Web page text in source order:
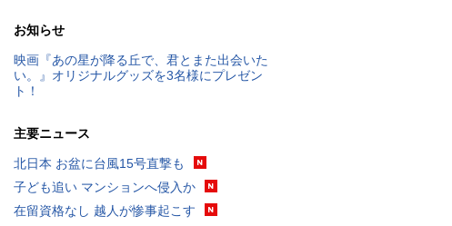
お知らせ
映画『あの星が降る丘で、君とまた出会いた
い。』オリジナルグッズを3名様にプレゼン
ト！
主要ニュース
北日本 お盆に台風15号直撃も
子ども追い マンションへ侵入か
在留資格なし 越人が惨事起こす